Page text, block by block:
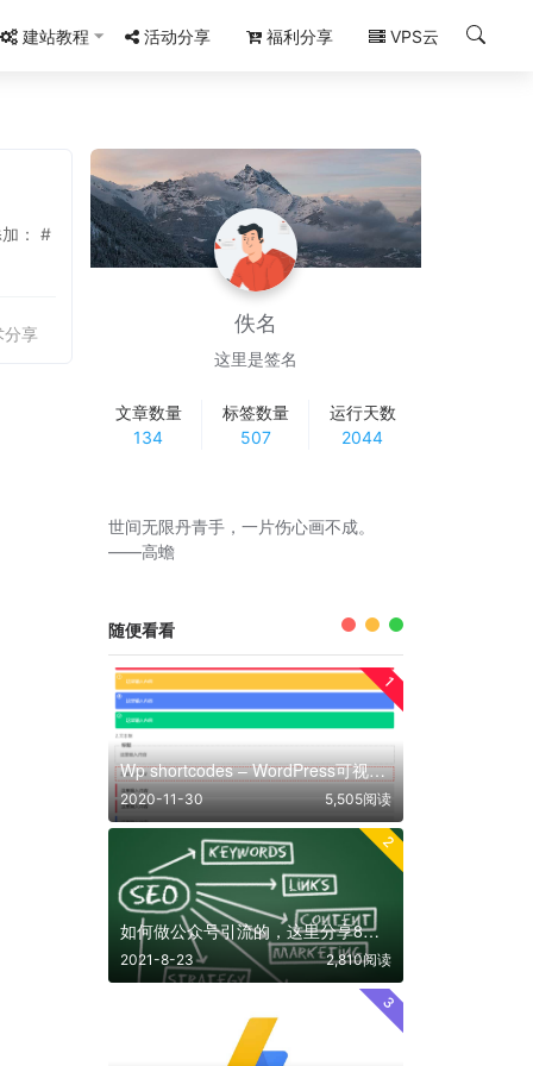
建站教程 活动分享 福利分享 VPS云
： #
分享 佚名
这里是签名
文章数量
134
标签数量
507
运行天数
2044
世间无限丹青手，一片伤心画不成。
——高蟾
随便看看
1
Wp shortcodes – WordPress可视化短代码简码
2020-11-30 5,505阅读
2
如何做公众号引流的，这里分享8个靠谱的方法
2021-8-23 2,810阅读
3